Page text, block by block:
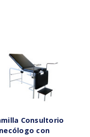
Consultorio
con